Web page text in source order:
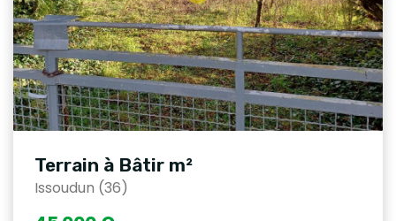
Terrain à Bâtir m²
Issoudun (36)